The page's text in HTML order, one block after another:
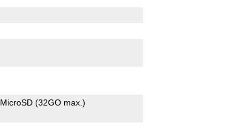
MicroSD (32GO max.)